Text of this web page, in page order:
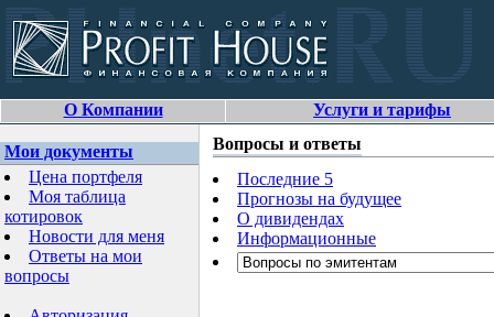
О Компании Услуги и тарифы
Мои документы
Цена портфеля
Моя таблица
котировок
Новости для меня
Ответы на мои
вопросы
Вопросы и ответы
Последние 5
Прогнозы на будущее
О дивидендах
Информационные